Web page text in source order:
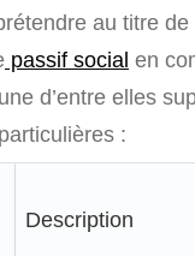
au titre
passif social en
d’entre elles
:
Description